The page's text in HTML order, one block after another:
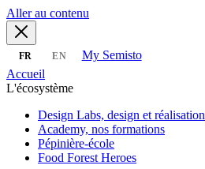
Aller au contenu
FR EN
My Semisto
Accueil
L'écosystème
Design Labs, design et réalisation
Academy, nos formations
Pépinière-école
Food Forest Heroes